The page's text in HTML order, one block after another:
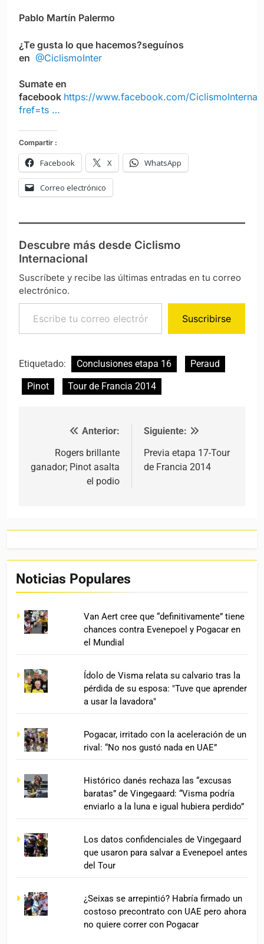
Pablo Martín Palermo
¿Te gusta lo que hacemos?seguínos
en @CiclismoInter
Sumate en
facebook https://www.facebook.com/
fref=ts …
Compartir :
Facebook X WhatsApp
Correo electrónico
Descubre más desde Ciclismo
Internacional
Suscríbete y recibe las últimas entradas en tu correo
electrónico.
Escribe tu correo electrónico…
Suscribirse
Etiquetado: Conclusiones etapa 16
Peraud
Pinot
Tour de Francia 2014
Navegación de entradas
Anterior:
Rogers brillante
ganador; Pinot asalta
el podio
Siguiente:
Previa etapa 17-Tour
de Francia 2014
Noticias Populares
Van Aert cree que “definitivamente” tiene
chances contra Evenepoel y Pogacar en
el Mundial
Ídolo de Visma relata su calvario tras la
pérdida de su esposa: "Tuve que aprender
a usar la lavadora"
Pogacar, irritado con la aceleración de un
rival: “No nos gustó nada en UAE”
Histórico danés rechaza las “excusas
baratas” de Vingegaard: “Visma podría
enviarlo a la luna e igual hubiera perdido”
Los datos confidenciales de Vingegaard
que usaron para salvar a Evenepoel antes
del Tour
¿Seixas se arrepintió? Habría firmado un
costoso precontrato con UAE pero ahora
no quiere correr con Pogacar